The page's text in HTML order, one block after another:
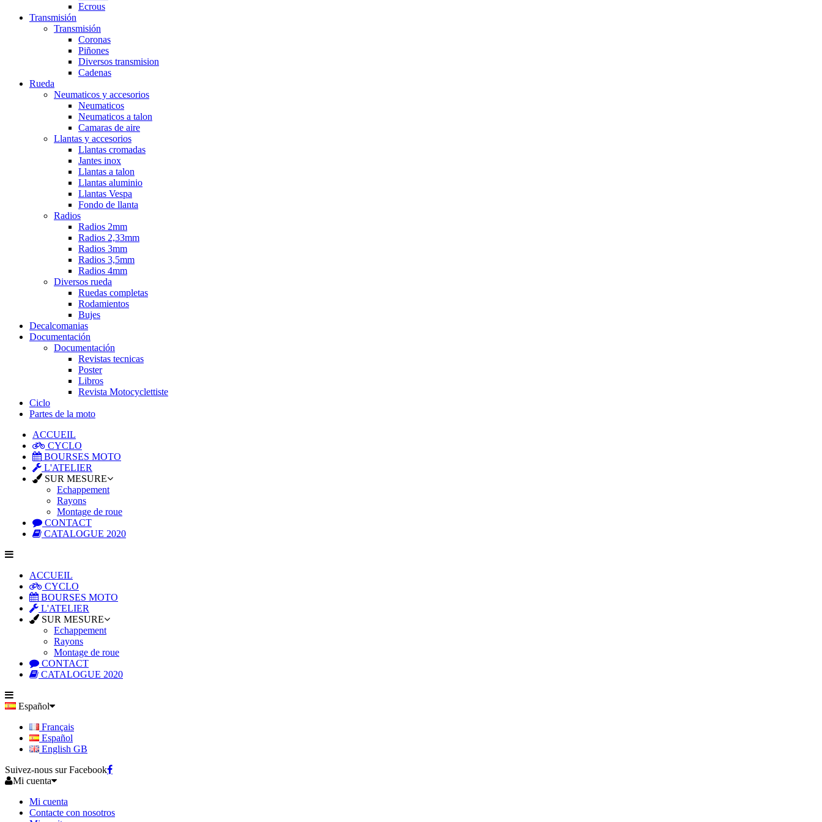
Ecrous
Transmisión
Transmisión
Coronas
Piñones
Diversos transmision
Cadenas
Rueda
Neumaticos y accesorios
Neumaticos
Neumaticos a talon
Camaras de aire
Llantas y accesorios
Llantas cromadas
Jantes inox
Llantas a talon
Llantas aluminio
Llantas Vespa
Fondo de llanta
Radios
Radios 2mm
Radios 2,33mm
Radios 3mm
Radios 3,5mm
Radios 4mm
Diversos rueda
Ruedas completas
Rodamientos
Bujes
Decalcomanias
Documentación
Documentación
Revistas tecnicas
Poster
Libros
Revista Motocyclettiste
Ciclo
Partes de la moto
ACCUEIL
CYCLO
BOURSES MOTO
L'ATELIER
SUR MESURE
Echappement
Rayons
Montage de roue
CONTACT
CATALOGUE 2020
ACCUEIL
CYCLO
BOURSES MOTO
L'ATELIER
SUR MESURE
Echappement
Rayons
Montage de roue
CONTACT
CATALOGUE 2020
Español
Français
Español
English GB
Suivez-nous sur Facebook
Mi cuenta
Mi cuenta
Contacte con nosotros